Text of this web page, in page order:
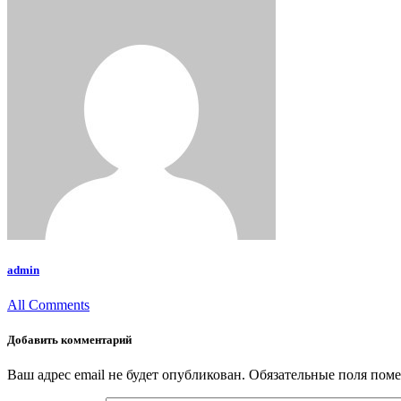
admin
All Comments
Добавить комментарий
Ваш адрес email не будет опубликован. Обязательные поля